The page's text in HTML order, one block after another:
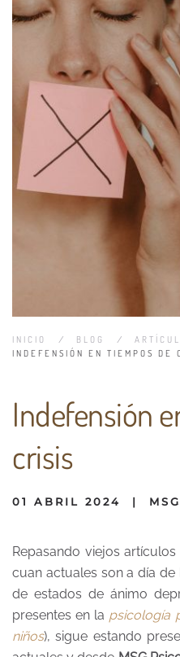
INICIO BLOG
INDEFENSIÓN EN TIEMPOS DE
Indefensión
crisis
01 ABRIL 2024 |
Repasando viejos
cuan actuales son a día de
de estados de ánimo
presentes en la psicología
niños), sigue estando